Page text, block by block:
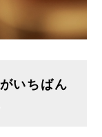
いちばん